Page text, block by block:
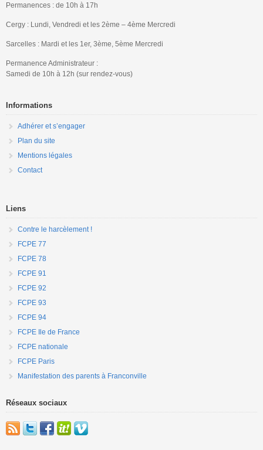
Permanences : de 10h à 17h
Cergy : Lundi, Vendredi et les 2ème – 4ème Mercredi
Sarcelles : Mardi et les 1er, 3ème, 5ème Mercredi
Permanence Administrateur :
Samedi de 10h à 12h (sur rendez-vous)
Informations
Adhérer et s’engager
Plan du site
Mentions légales
Contact
Liens
Contre le harcèlement !
FCPE 77
FCPE 78
FCPE 91
FCPE 92
FCPE 93
FCPE 94
FCPE Ile de France
FCPE nationale
FCPE Paris
Manifestation des parents à Franconville
Réseaux sociaux